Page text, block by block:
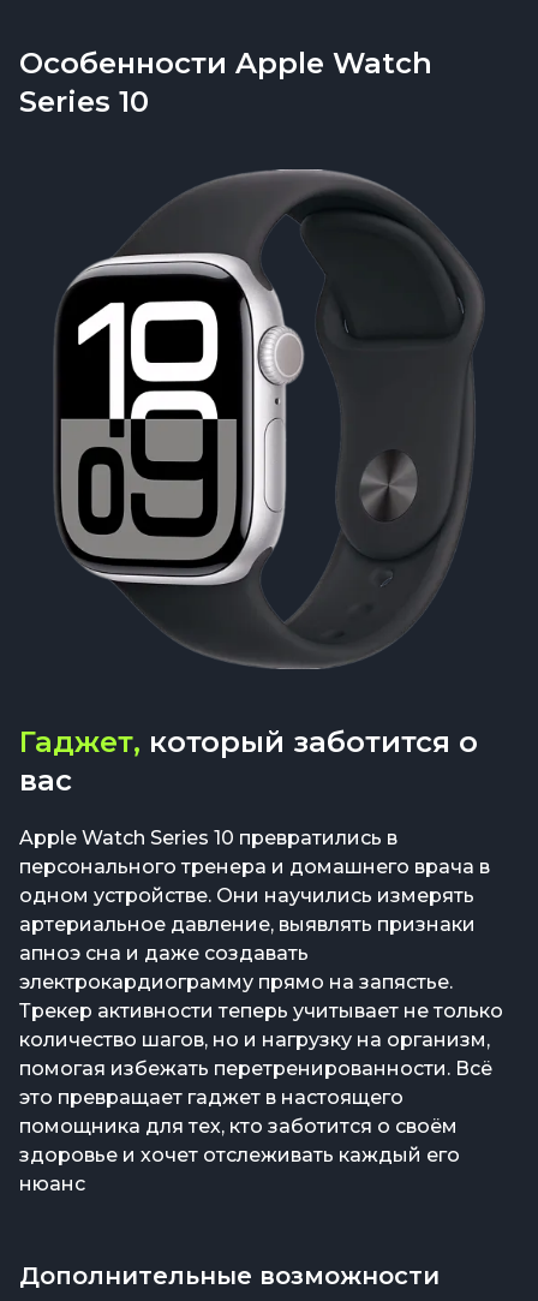
Особенности Apple Watch
Series 10
Гаджет, который заботится о
вас
Apple Watch Series 10 превратились в
персонального тренера и домашнего врача в
одном устройстве. Они научились измерять
артериальное давление, выявлять признаки
апноэ сна и даже создавать
электрокардиограмму прямо на запястье.
Трекер активности теперь учитывает не только
количество шагов, но и нагрузку на организм,
помогая избежать перетренированности. Всё
это превращает гаджет в настоящего
помощника для тех, кто заботится о своём
здоровье и хочет отслеживать каждый его
нюанс
Дополнительные возможности